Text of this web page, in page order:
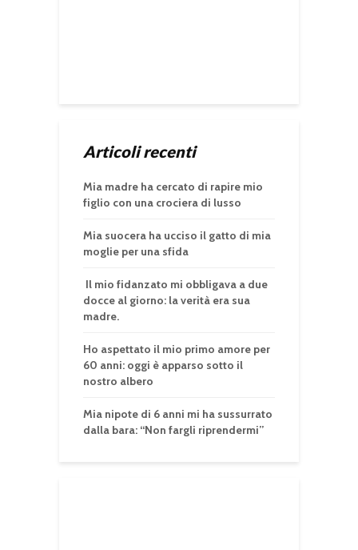
Articoli recenti
Mia madre ha cercato di rapire mio
figlio con una crociera di lusso
Mia suocera ha ucciso il gatto di mia
moglie per una sfida
Il mio fidanzato mi obbligava a due
docce al giorno: la verità era sua
madre.
Ho aspettato il mio primo amore per
60 anni: oggi è apparso sotto il
nostro albero
Mia nipote di 6 anni mi ha sussurrato
dalla bara: “Non fargli riprendermi”